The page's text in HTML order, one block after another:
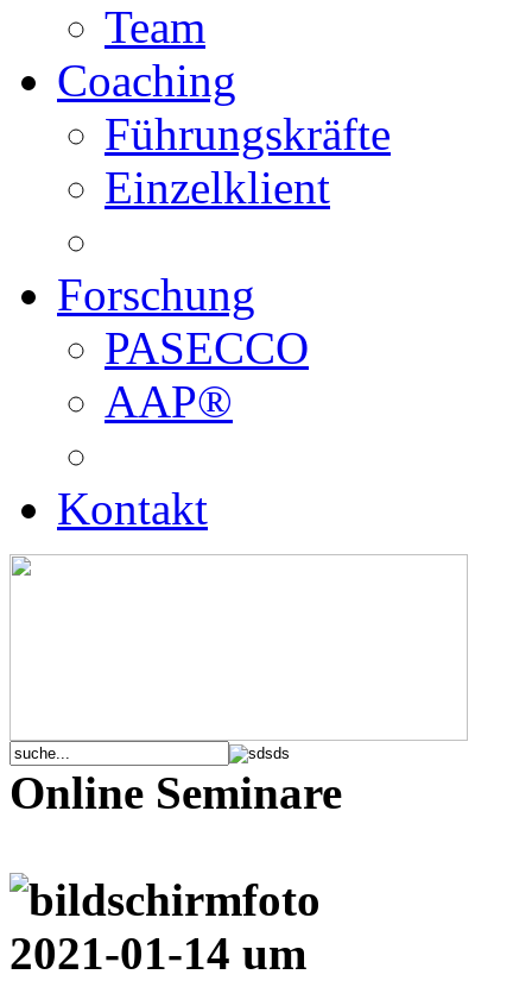
Team
Coaching
Führungskräfte
Einzelklient
Forschung
PASECCO
AAP®
Kontakt
Online Seminare